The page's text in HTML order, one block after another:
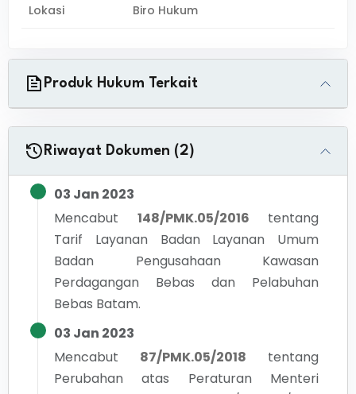
Lokasi Biro Hukum
Produk Hukum Terkait
Riwayat Dokumen (2)
03 Jan 2023
Mencabut
148/PMK.05/2016
tentang
Tarif Layanan Badan Layanan Umum
Badan Pengusahaan Kawasan
Perdagangan Bebas dan Pelabuhan
Bebas Batam.
03 Jan 2023
Mencabut
87/PMK.05/2018
tentang
Perubahan atas Peraturan Menteri